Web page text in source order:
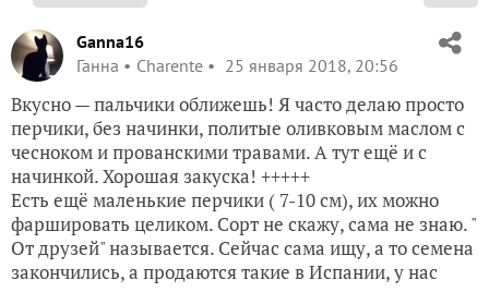
Ganna16
Ганна
Charente 25 января 2018, 20:56
Вкусно — пальчики оближешь! Я часто делаю просто
перчики, без начинки, политые оливковым маслом с
чесноком и прованскими травами. А тут ещё и с
начинкой. Хорошая закуска! +++++
Есть ещё маленькие перчики ( 7-10 см), их можно
фаршировать целиком. Сорт не скажу, сама не знаю. "
От друзей" называется. Сейчас сама ищу, а то семена
закончились, а продаются такие в Испании, у нас